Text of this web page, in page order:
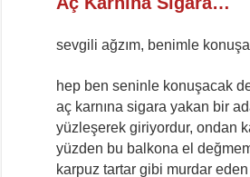
sevgili ağzım, benimle
hep ben seninle konuşacak
aç karnına sigara yakan bir
yüzleşerek giriyordur, ondan
yüzden bu balkona el
karpuz tartar gibi murdar eden